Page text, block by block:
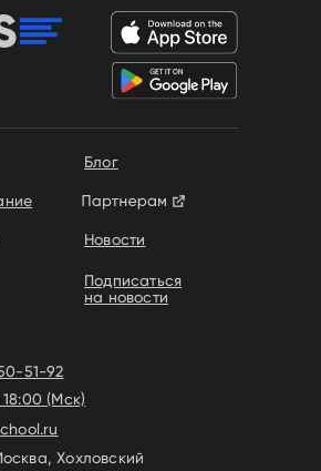
51-92
(Мск)
Хохловский
Новости
Подписаться
на новости
Блог